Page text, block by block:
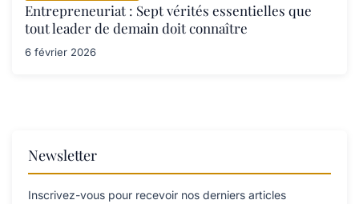
Entrepreneuriat : Sept vérités essentielles que
tout leader de demain doit connaître
6 février 2026
Newsletter
Inscrivez-vous pour recevoir nos derniers articles